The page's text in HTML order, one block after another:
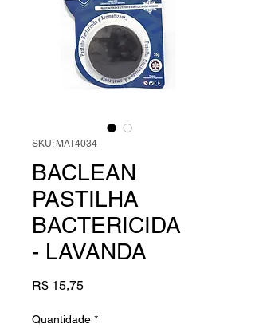
SKU: MAT4034
BACLEAN
PASTILHA
BACTERICIDA
- LAVANDA
R$ 15,75Preço
Quantidade *